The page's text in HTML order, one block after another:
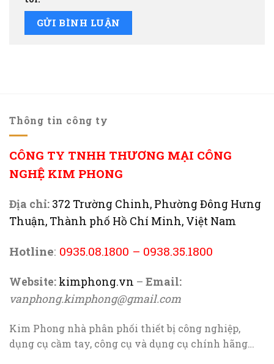
Thông tin công ty
CÔNG TY TNHH THƯƠNG MẠI CÔNG
NGHỆ KIM PHONG
Địa chỉ: 372 Trường Chinh, Phường Đông Hưng
Thuận, Thành phố Hồ Chí Minh, Việt Nam
Hotline: 0935.08.1800 – 0938.35.1800
Website: kimphong.vn – Email:
vanphong.kimphong@gmail.com
Kim Phong nhà phân phối thiết bị công nghiệp,
dụng cụ cầm tay, công cụ và dụng cụ chính hãng…